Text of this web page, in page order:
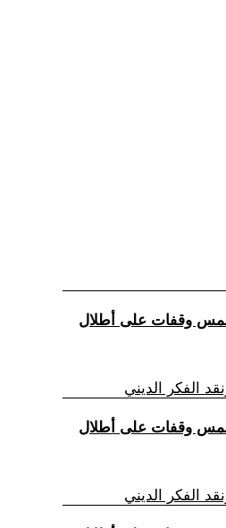
خمس وقفات على أطلال
الفكر الديني
خمس وقفات على أطلال
الفكر الديني